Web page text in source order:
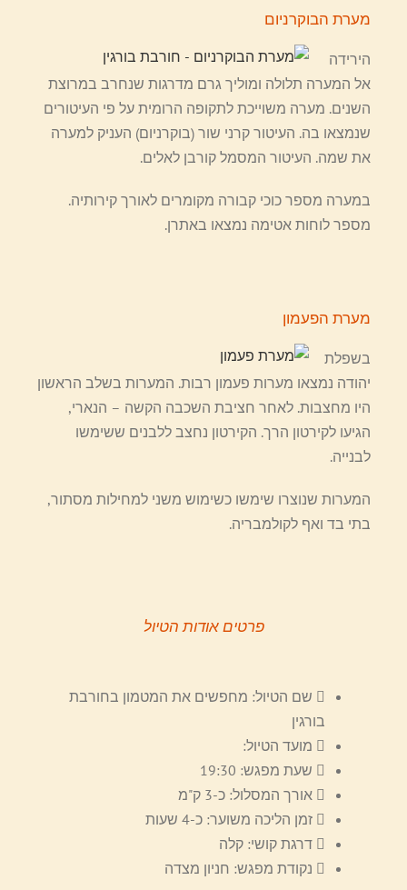
מערת הבוקרניום
הירידה
אל המערה תלולה ומוליך גרם מדרגות שנחרב במרוצת
השנים. מערה משוייכת לתקופה הרומית על פי העיטורים
שנמצאו בה. העיטור קרני שור (בוקרניום) העניק למערה
את שמה. העיטור המסמל קורבן לאלים.
במערה מספר כוכי קבורה מקומרים לאורך קירותיה.
מספר לוחות אטימה נמצאו באתרן.
מערת הפעמון
בשפלת
יהודה נמצאו מערות פעמון רבות. המערות בשלב הראשון
היו מחצבות. לאחר חציבת השכבה הקשה – הנארי,
הגיעו לקירטון הרך. הקירטון נחצב ללבנים ששימשו
לבנייה.
המערות שנוצרו שימשו כשימוש משני למחילות מסתור,
בתי בד ואף לקולמבריה.
פרטים אודות הטיול
שם הטיול: מחפשים את המטמון בחורבת
בורגין
מועד הטיול:
שעת מפגש: 19:30
אורך המסלול: כ-3 ק"מ
זמן הליכה משוער: כ-4 שעות
דרגת קושי: קלה
נקודת מפגש: חניון מצדה